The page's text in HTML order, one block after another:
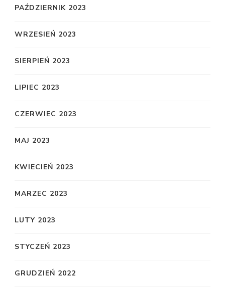
PAŹDZIERNIK 2023
WRZESIEŃ 2023
SIERPIEŃ 2023
LIPIEC 2023
CZERWIEC 2023
MAJ 2023
KWIECIEŃ 2023
MARZEC 2023
LUTY 2023
STYCZEŃ 2023
GRUDZIEŃ 2022